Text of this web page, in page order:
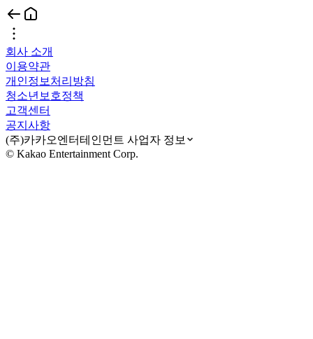
회사 소개
이용약관
개인정보처리방침
청소년보호정책
고객센터
공지사항
(주)카카오엔터테인먼트 사업자 정보
© Kakao Entertainment Corp.